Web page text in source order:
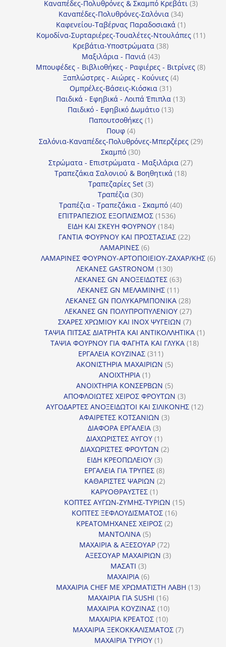
προϊόντα
Καναπέδες-Πολυθρόνες & Σκαμπό Κρεβάτι 33
Καναπέδες-Πολυθρόνες-Σαλόνια 3434
προϊόντα
Καφενείου-Ταβέρνας Παραδοσιακά 11
προϊόν
Κομοδίνα-Συρταριέρες-Τουαλέτες-Ντουλάπες 1111
Κρεβάτια-Υποστρώματα 3838
Μαξιλάρια - Πανιά 4343
προϊόντα
Μπουφέδες - Βιβλιοθήκες - Ραφιέρες - Βιτρίνες 88
Ξαπλώστρες - Αιώρες - Κούνιες 44
Ομπρέλες-Βάσεις-Κιόσκια 3131
προϊόντα
Παιδικά - Εφηβικά - Λοιπά Έπιπλα 1313
Παιδικό - Εφηβικό Δωμάτιο 1313
Παπουτσοθήκες 11
Πουφ 44
προϊόντα
Σαλόνια-Καναπέδες-Πολυθρόνες-Μπερζέρες 2929
Σκαμπό 3030
προϊόντα
Στρώματα - Επιστρώματα - Μαξιλάρια 2727
Τραπεζάκια Σαλονιού & Βοηθητικά 1818
Τραπεζαρίες Set 33
Τραπέζια 3030
προϊόντα
Τραπέζια - Τραπεζάκια - Σκαμπό 4040
ΕΠΙΤΡΑΠΕΖΙΟΣ ΕΞΟΠΛΙΣΜΟΣ 15361536
προϊόντα
ΕΙΔΗ ΚΑΙ ΣΚΕΥΗ ΦΟΥΡΝΟΥ 184184
προϊόντα
ΓΑΝΤΙΑ ΦΟΥΡΝΟΥ ΚΑΙ ΠΡΟΣΤΑΣΙΑΣ 2222
ΛΑΜΑΡΙΝΕΣ 66
προϊόντα
ΛΑΜΑΡΙΝΕΣ ΦΟΥΡΝΟΥ-ΑΡΤΟΠΟΙΕΙΟΥ-ΖΑΧΑΡ/ΚΗΣ 66
ΛΕΚΑΝΕΣ GASTRONOM 130130
προϊόντα
ΛΕΚΑΝΕΣ GN ΑΝΟΞΕΙΔΩΤΕΣ 6363
ΛΕΚΑΝΕΣ GN ΜΕΛΑΜΙΝΗΣ 1111
προϊόντα
ΛΕΚΑΝΕΣ GN ΠΟΛΥΚΑΡΜΠΟΝΙΚΑ 2828
προϊόντα
ΛΕΚΑΝΕΣ GN ΠΟΛΥΠΡΟΠΥΛΕΝΙΟΥ 2727
προϊόντα
ΣΧΑΡΕΣ ΧΡΩΜΙΟΥ ΚΑΙ INOX ΨΥΓΕΙΩΝ 77
προϊόντα
ΤΑΨΙΑ ΠΙΤΣΑΣ ΔΙΑΤΡΗΤΑ ΚΑΙ ΑΝΤΙΚΟΛΛΗΤΙΚΑ 11
ΤΑΨΙΑ ΦΟΥΡΝΟΥ ΓΙΑ ΦΑΓΗΤΑ ΚΑΙ ΓΛΥΚΑ 1818
ΕΡΓΑΛΕΙΑ ΚΟΥΖΙΝΑΣ 311311
προϊόντα
ΑΚΟΝΙΣΤΗΡΙΑ ΜΑΧΑΙΡΙΩΝ 55
ΑΝΟΙΧΤΗΡΙΑ 11
προϊόν
ΑΝΟΙΧΤΗΡΙΑ ΚΟΝΣΕΡΒΩΝ 55
προϊόντα
ΑΠΟΦΛΟΙΩΤΕΣ ΧΕΙΡΟΣ ΦΡΟΥΤΩΝ 33
προϊόντα
ΑΥΓΟΔΑΡΤΕΣ ΑΝΟΞΕΙΔΩΤΟΙ ΚΑΙ ΣΙΛΙΚΟΝΗΣ 1212
ΑΦΑΙΡΕΤΕΣ ΚΟΤΣΑΝΙΩΝ 33
ΔΙΑΦΟΡΑ ΕΡΓΑΛΕΙΑ 33
προϊόντα
ΔΙΑΧΩΡΙΣΤΕΣ ΑΥΓΟΥ 11
προϊόν
ΔΙΑΧΩΡΙΣΤΕΣ ΦΡΟΥΤΩΝ 22
ΕΙΔΗ ΚΡΕΟΠΩΛΕΙΟΥ 33
προϊόντα
ΕΡΓΑΛΕΙΑ ΓΙΑ ΤΡΥΠΕΣ 88
προϊόντα
ΚΑΘΑΡΙΣΤΕΣ ΨΑΡΙΩΝ 22
ΚΑΡΥΟΘΡΑΥΣΤΕΣ 11
προϊόν
ΚΟΠΤΕΣ ΑΥΓΩΝ-ΖΥΜΗΣ-ΤΥΡΙΩΝ 1515
ΚΟΠΤΕΣ ΞΕΦΛΟΥΔΙΣΜΑΤΟΣ 1616
ΚΡΕΑΤΟΜΗΧΑΝΕΣ ΧΕΙΡΟΣ 22
ΜΑΝΤΟΛΙΝΑ 55
προϊόντα
ΜΑΧΑΙΡΙΑ & ΑΞΕΣΟΥΑΡ 7272
προϊόντα
ΑΞΕΣΟΥΑΡ ΜΑΧΑΙΡΙΩΝ 33
ΜΑΣΑΤΙ 33
προϊόντα
ΜΑΧΑΙΡΙΑ 66
προϊόντα
ΜΑΧΑΙΡΙΑ CHEF ΜΕ ΧΡΩΜΑΤΙΣΤΗ ΛΑΒΗ 1313
ΜΑΧΑΙΡΙΑ ΓΙΑ SUSHI 1616
προϊόντα
ΜΑΧΑΙΡΙΑ ΚΟΥΖΙΝΑΣ 1010
προϊόντα
ΜΑΧΑΙΡΙΑ ΚΡΕΑΤΟΣ 1010
προϊόντα
ΜΑΧΑΙΡΙΑ ΞΕΚΟΚΚΑΛΙΣΜΑΤΟΣ 77
ΜΑΧΑΙΡΙΑ ΤΥΡΙΟΥ 11